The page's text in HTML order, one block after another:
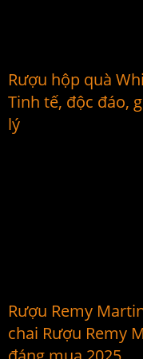
Rượu hộp quà
Tinh tế, độc đáo,
lý
Rượu Remy
chai Rượu Remy